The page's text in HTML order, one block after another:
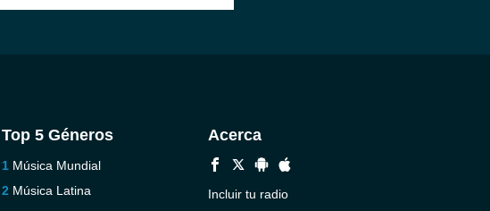
Top 5 Géneros
Música Mundial
Música Latina
Acerca
Incluir tu radio